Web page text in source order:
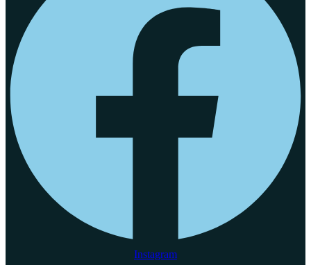
Instagram